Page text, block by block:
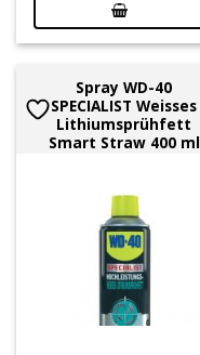
Spray WD-40
SPECIALIST Weisses
Lithiumsprühfett
Smart Straw 400 ml